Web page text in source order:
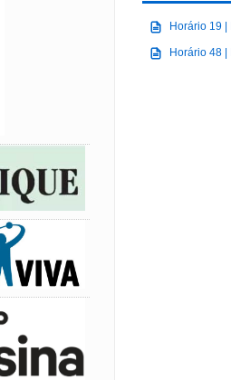
Horário 19
Horário 48